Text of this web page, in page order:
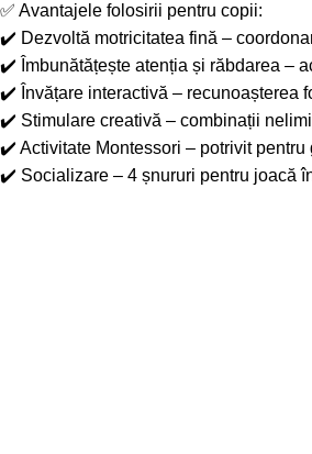
✅ Avantajele folosirii pentru copii:
✔️ Dezvoltă motricitatea fină –
✔️ Îmbunătățește atenția și răbdarea –
✔️ Învățare interactivă – recunoașterea
✔️ Stimulare creativă – combinații
✔️ Activitate Montessori – potrivit pentru
✔️ Socializare – 4 șnururi pentru joacă